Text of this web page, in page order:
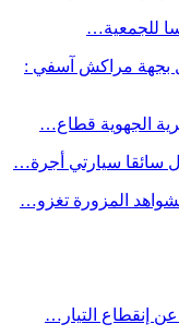
للجمعية…
بجهة مراكش آسفي :
الجهوية قطاع…
سائقا سيارتي أجرة…
المزورة تغزو…
إنقطاع التيار…